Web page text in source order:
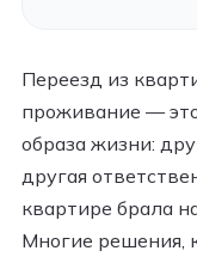
Переезд из
проживание —
образа жизни:
другая
квартире брала
Многие решения,